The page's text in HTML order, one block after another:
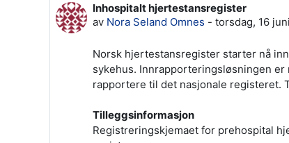
Inhospitalt hjertestansregister
av Nora Seland Omnes - torsdag, 16
Antall svar: 0
Norsk hjertestansregister starter nå
sykehus. Innrapporteringsløsningen er
rapportere til det nasjonale registeret.
Tilleggsinformasjon
Registreringskjemaet for prehospital